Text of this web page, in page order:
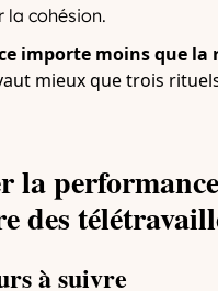
la cohésion.
importe moins que la
mieux que trois
la
des
à suivre